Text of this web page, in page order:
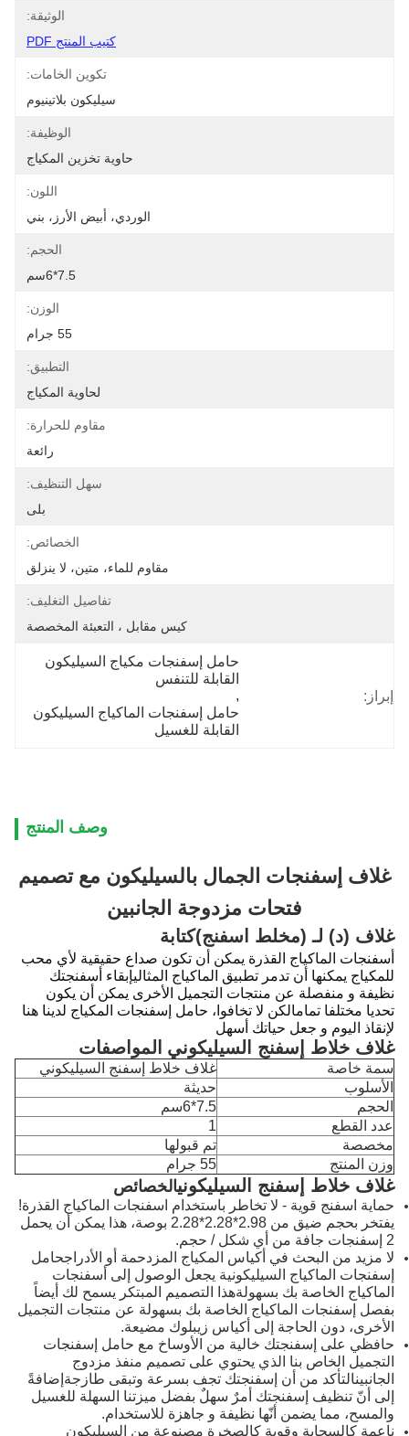
الوثيقة:
كتيب المنتج PDF
تكوين الخامات:
سيليكون بلاتينيوم
الوظيفة:
حاوية تخزين المكياج
اللون:
الوردي، أبيض الأرز، بني
الحجم:
7.5*6سم
الوزن:
55 جرام
التطبيق:
لحاوية المكياج
مقاوم للحرارة:
رائعة
سهل التنظيف:
بلى
الخصائص:
مقاوم للماء، متين، لا ينزلق
تفاصيل التغليف:
كيس مقابل ، التعبئة المخصصة
إبراز:
حامل إسفنجات مكياج السيليكون
القابلة للتنفس
,
حامل إسفنجات الماكياج السيليكون
القابلة للغسيل
وصف المنتج
غلاف إسفنجات الجمال بالسيليكون مع تصميم
فتحات مزدوجة الجانبين
غلاف (د) لـ (مخلط اسفنج)كتابة
أسفنجات الماكياج القذرة يمكن أن تكون صداع حقيقية لأي محب
للمكياج يمكنها أن تدمر تطبيق الماكياج المثاليإبقاء أسفنجتك
نظيفة و منفصلة عن منتجات التجميل الأخرى يمكن أن يكون
تحديا مختلفا تمامالكن لا تخافوا، حامل إسفنجات المكياج لدينا هنا
لإنقاذ اليوم و جعل حياتك أسهل
غلاف خلاط إسفنج السيليكوني المواصفات
سمة خاصة
غلاف خلاط إسفنج السيليكوني
الأسلوب
حديثة
الحجم
7.5*6سم
عدد القطع
1
مخصصة
تم قبولها
وزن المنتج
55 جرام
غلاف خلاط إسفنج السيليكونيالخصائص
حماية اسفنج قوية - لا تخاطر باستخدام اسفنجات الماكياج القذرة!
يفتخر بحجم ضيق من 2.98*2.28*2.28 بوصة، هذا يمكن أن يحمل
2 إسفنجات جافة من أي شكل / حجم.
لا مزيد من البحث في أكياس المكياج المزدحمة أو الأدراجحامل
إسفنجات الماكياج السيليكونية يجعل الوصول إلى أسفنجات
الماكياج الخاصة بك بسهولةهذا التصميم المبتكر يسمح لك أيضاً
بفصل إسفنجات الماكياج الخاصة بك بسهولة عن منتجات التجميل
الأخرى، دون الحاجة إلى أكياس زيبلوك مضيعة.
حافظي على إسفنجتك خالية من الأوساخ مع حامل إسفنجات
التجميل الخاص بنا الذي يحتوي على تصميم منفذ مزدوج
الجانبينالتأكد من أن إسفنجتك تجف بسرعة وتبقى طازجةإضافةً
إلى أنّ تنظيف إسفنجتك أمرٌ سهلٌ بفضل ميزتنا السهلة للغسيل
والمسح، مما يضمن أنّها نظيفة و جاهزة للاستخدام.
ناعمة كالسحابة وقوية كالصخرة مصنوعة من السيليكون